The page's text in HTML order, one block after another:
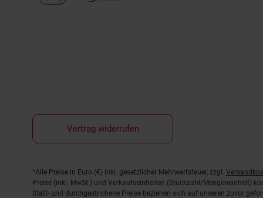
Vertrag widerrufen
Fußnoten
*Alle Preise in Euro (€) inkl. gesetzlicher Mehrwertsteuer, zzgl.
Preise (inkl. MwSt.) und Verkaufseinheiten (Stückzahl/Mengeneinheit)
Statt- und durchgestrichene Preise beziehen sich auf unseren zuvor